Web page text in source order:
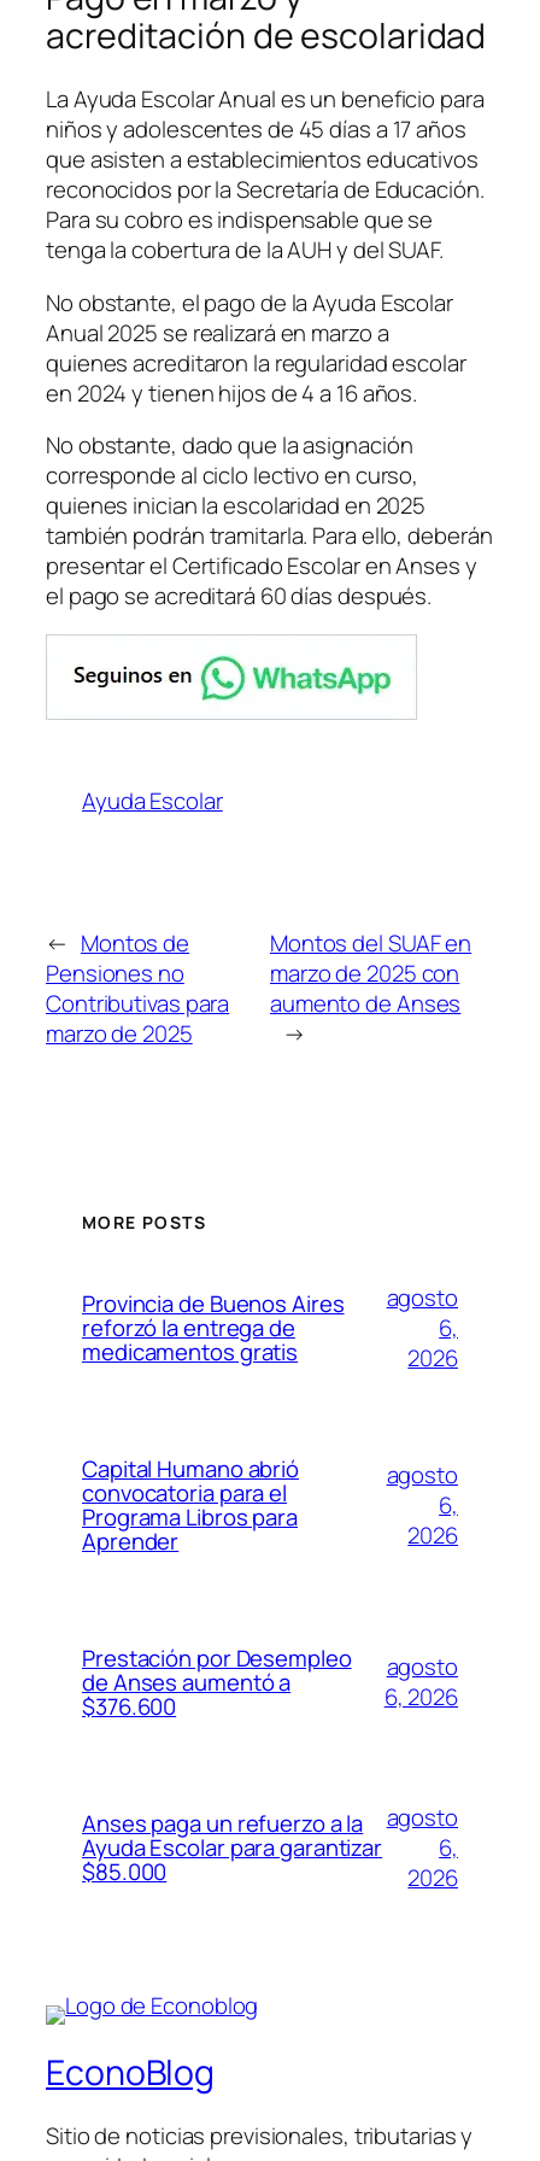
acreditación de escolaridad
La Ayuda Escolar Anual es un beneficio para
niños y adolescentes de 45 días a 17 años
que asisten a establecimientos educativos
reconocidos por la Secretaría de Educación.
Para su cobro es indispensable que se
tenga la cobertura de la AUH y del SUAF.
No obstante, el pago de la Ayuda Escolar
Anual 2025 se realizará en marzo a
quienes acreditaron la regularidad escolar
en 2024 y tienen hijos de 4 a 16 años.
No obstante, dado que la asignación
corresponde al ciclo lectivo en curso,
quienes inician la escolaridad en 2025
también podrán tramitarla. Para ello, deberán
presentar el Certificado Escolar en Anses y
el pago se acreditará 60 días después.
Ayuda Escolar
← Montos de
Pensiones no
Contributivas para
marzo de 2025
Montos del SUAF en
marzo de 2025 con
aumento de Anses
→
MORE POSTS
Provincia de Buenos Aires
reforzó la entrega de
medicamentos gratis
agosto
6,
2026
Capital Humano abrió
convocatoria para el
Programa Libros para
Aprender
agosto
6,
2026
Prestación por Desempleo
de Anses aumentó a
$376.600
agosto
6, 2026
Anses paga un refuerzo a la
Ayuda Escolar para garantizar
$85.000
agosto
6,
2026
EconoBlog
Sitio de noticias previsionales, tributarias y